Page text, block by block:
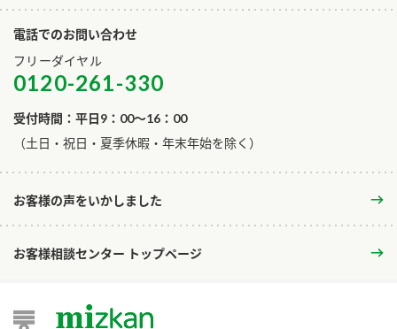
電話でのお問い合わせ
フリーダイヤル
0120-261-330
受付時間：平日9：00～16：00
​（土日・祝日・夏季休暇・年末年始を除く）
お客様の声をいかしました
お客様相談センター トップページ